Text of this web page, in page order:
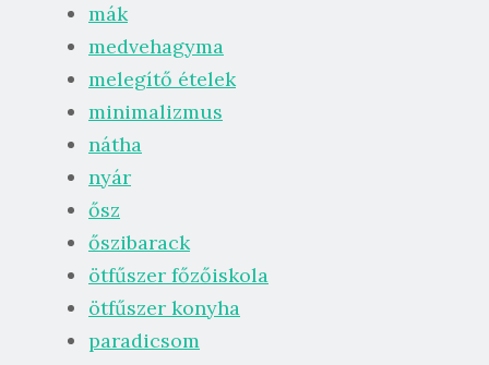
mák
medvehagyma
melegítő ételek
minimalizmus
nátha
nyár
ősz
őszibarack
ötfűszer főzőiskola
ötfűszer konyha
paradicsom